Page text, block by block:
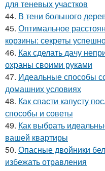
для теневых участков
44. В тени большого
45. Оптимальное
корзины: секреты
46. Как сделать дачу
охраны своими руками
47. Идеальные способы
домашних условиях
48. Как спасти капусту
способы и советы
49. Как выбрать
вашей квартиры
50. Опасные двойники
избежать отравления